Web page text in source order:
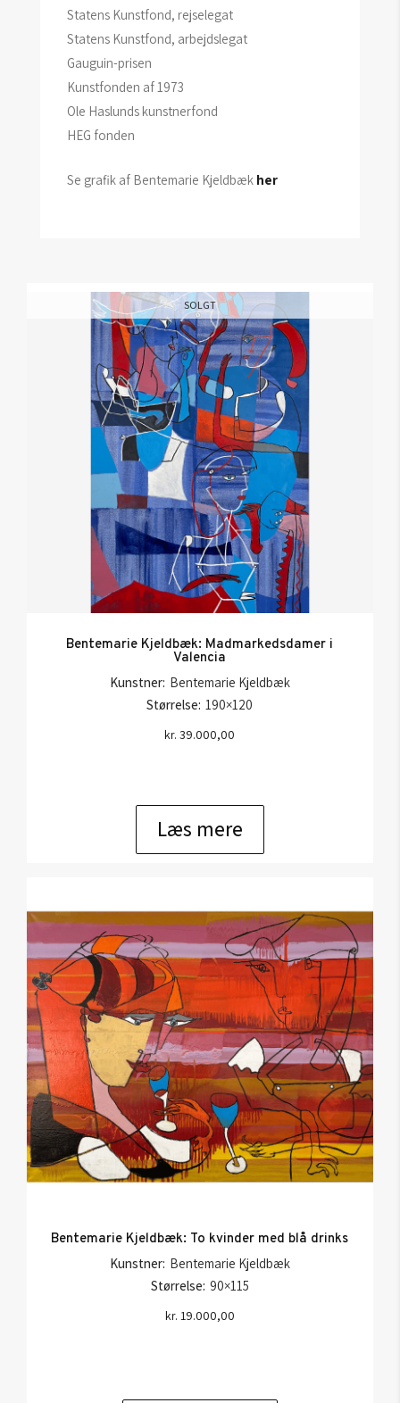
Statens Kunstfond, rejselegat
Statens Kunstfond, arbejdslegat
Gauguin-prisen
Kunstfonden af 1973
Ole Haslunds kunstnerfond
HEG fonden
Se grafik af Bentemarie Kjeldbæk her
Bentemarie Kjeldbæk: Madmarkedsdamer i
Valencia
Kunstner: Bentemarie Kjeldbæk
Størrelse: 190×120
kr. 39.000,00
SOLGT
Læs mere
Bentemarie Kjeldbæk: To kvinder med blå drinks
Kunstner: Bentemarie Kjeldbæk
Størrelse: 90×115
kr. 19.000,00